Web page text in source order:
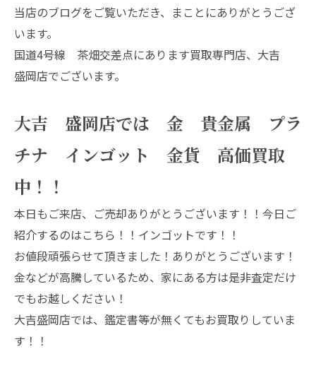
当店のブログをご覧いただき、まことにありがとうござ
います。
国道4号線 茶畑交差点にあります買取専門店、大吉
盛岡店でございます。
大吉 盛岡店では 金 貴金属 プラ
チナ インゴット 金貨 高価買取
中！！
本日もご来店、ご売却ありがとうございます！！今日ご
紹介するのはこちら！！インゴットです！！
お値段頑張らせて頂きました！ありがとうございます！
金などが高騰しているため、家にある方は是非査定だけ
でもお越しください！
大吉盛岡店では、鑑定書等が無くてもお買取りしていま
す！！